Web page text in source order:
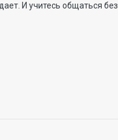
И учитесь общаться